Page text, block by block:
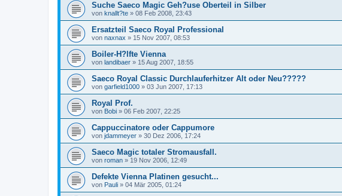
Suche Saeco Magic Geh?use Oberteil in Silber
von knallt?te » 08 Feb 2008, 23:43
Ersatzteil Saeco Royal Professional
von naxnax » 15 Nov 2007, 08:53
Boiler-H?lfte Vienna
von landibaer » 15 Aug 2007, 18:55
Saeco Royal Classic Durchlauferhitzer Alt oder Neu?????
von garfield1000 » 03 Jun 2007, 17:13
Royal Prof.
von Bobi » 06 Feb 2007, 22:25
Cappuccinatore oder Cappumore
von jdammeyer » 30 Dez 2006, 17:24
Saeco Magic totaler Stromausfall.
von roman » 19 Nov 2006, 12:49
Defekte Vienna Platinen gesucht...
von Pauli » 04 Mär 2005, 01:24